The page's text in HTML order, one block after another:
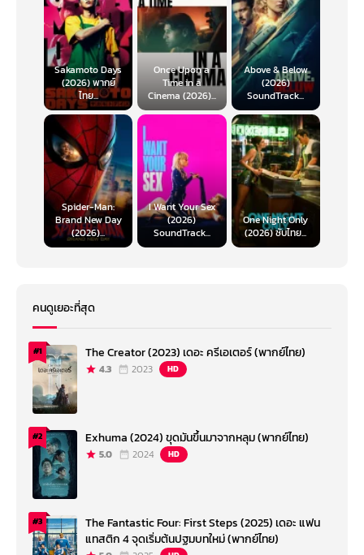
Sakamoto Days
(2026) พากย์
ไทย...
Once Upon a
Time in a
Cinema (2026)...
Above & Below
(2026)
SoundTrack...
Spider-Man:
Brand New Day
(2026)...
I Want Your Sex
(2026)
SoundTrack...
One Night Only
(2026) ซับไทย...
คนดูเยอะที่สุด
#1 The Creator (2023) เดอะ ครีเอเตอร์ (พากย์ไทย)
4.3 2023 HD
#2 Exhuma (2024) ขุดมันขึ้นมาจากหลุม (พากย์ไทย)
5.0 2024 HD
#3
The Fantastic Four: First Steps (2025) เดอะ แฟน
แทสติก 4 จุดเริ่มต้นปฐมบทใหม่ (พากย์ไทย)